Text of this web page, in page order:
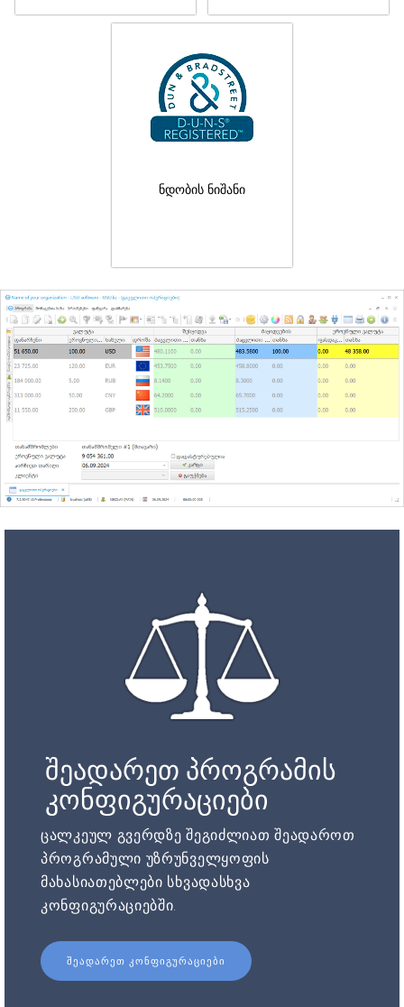
ნდობის ნიშანი
შეადარეთ პროგრამის
კონფიგურაციები
ცალკეულ გვერდზე შეგიძლიათ შეადაროთ
პროგრამული უზრუნველყოფის
მახასიათებლები სხვადასხვა
კონფიგურაციებში.
ᲨᲔᲐᲓᲐᲠᲔᲗ ᲙᲝᲜᲤᲘᲒᲣᲠᲐᲪᲘᲔᲑᲘ